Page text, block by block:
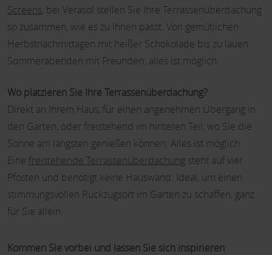
Screens, bei Verasol stellen Sie Ihre Terrassenüberdachung
so zusammen, wie es zu Ihnen passt. Von gemütlichen
Herbstnachmittagen mit heißer Schokolade bis zu lauen
Sommerabenden mit Freunden: alles ist möglich.
Wo platzieren Sie Ihre Terrassenüberdachung?
Direkt an Ihrem Haus, für einen angenehmen Übergang in
den Garten, oder freistehend im hinteren Teil, wo Sie die
Sonne am längsten genießen können. Alles ist möglich.
Eine freistehende Terrassenüberdachung steht auf vier
Pfosten und benötigt keine Hauswand. Ideal, um einen
stimmungsvollen Rückzugsort im Garten zu schaffen, ganz
für Sie allein.
Kommen Sie vorbei und lassen Sie sich inspirieren